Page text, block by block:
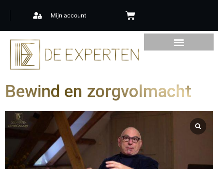
Mijn account
Bewind en zorgvolmacht